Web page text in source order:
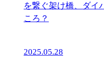
を繋ぐ架け橋、ダイ
ころ？
2025.05.28